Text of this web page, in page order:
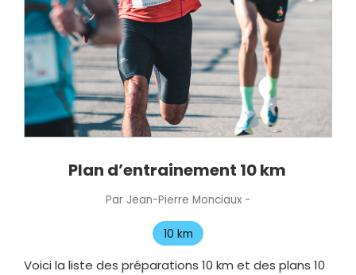
Plan d’entrainement 10 km
Par Jean-Pierre Monciaux -
10 km
Voici la liste des préparations 10 km et des plans 10